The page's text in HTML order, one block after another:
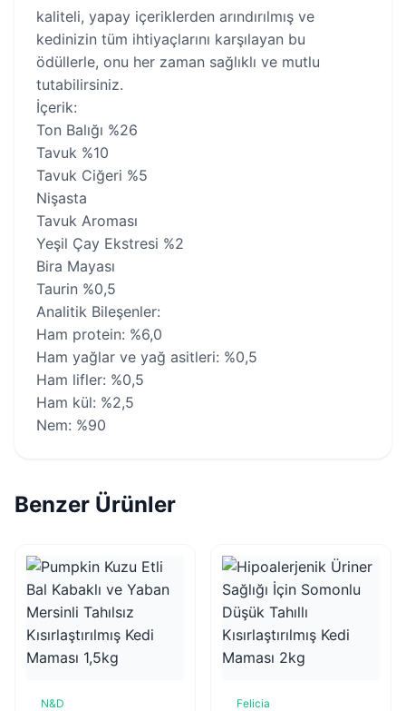
kaliteli, yapay içeriklerden arındırılmış ve
kedinizin tüm ihtiyaçlarını karşılayan bu
ödüllerle, onu her zaman sağlıklı ve mutlu
tutabilirsiniz.
İçerik:
Ton Balığı %26
Tavuk %10
Tavuk Ciğeri %5
Nişasta
Tavuk Aroması
Yeşil Çay Ekstresi %2
Bira Mayası
Taurin %0,5
Analitik Bileşenler:
Ham protein: %6,0
Ham yağlar ve yağ asitleri: %0,5
Ham lifler: %0,5
Ham kül: %2,5
Nem: %90
Benzer Ürünler
N&D Felicia